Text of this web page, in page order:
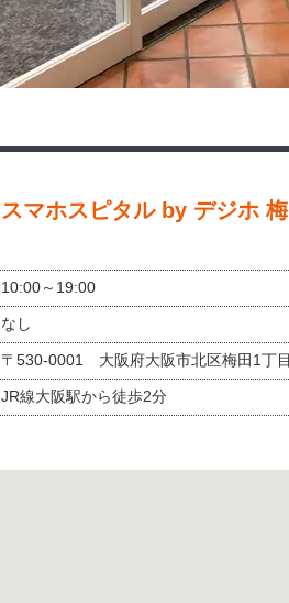
スマホスピタル by デジホ
10:00～19:00
なし
〒530-0001 大阪府大阪市北区梅田1丁
JR線大阪駅から徒歩2分